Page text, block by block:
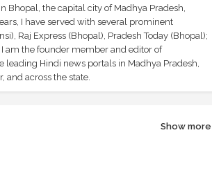
Bhopal, the capital city of Madhya Pradesh,
I have served with several prominent
Raj Express (Bhopal), Pradesh Today (Bhopal);
am the founder member and editor of
leading Hindi news portals in Madhya Pradesh,
and across the state.
Show more